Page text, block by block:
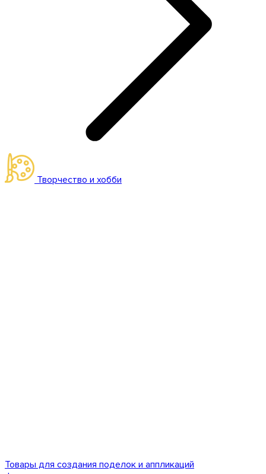
Творчество и хобби
Товары для создания поделок и аппликаций